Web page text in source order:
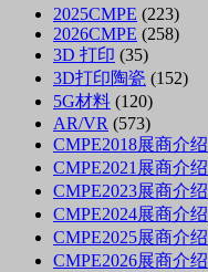
2025CMPE (223)
2026CMPE (258)
3D 打印 (35)
3D打印陶瓷 (152)
5G材料 (120)
AR/VR (573)
CMPE2018展商介绍
CMPE2021展商介绍
CMPE2023展商介绍
CMPE2024展商介绍
CMPE2025展商介绍
CMPE2026展商介绍